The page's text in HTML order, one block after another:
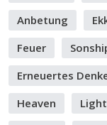
Anbetung
Feuer
Erneuertes
Heaven
Light